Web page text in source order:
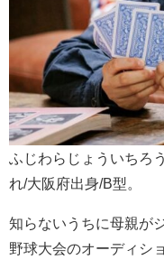
ふじわらじょういちろ
れ/大阪府出身/B型。
知らないうちに母親が
野球大会のオーディシ